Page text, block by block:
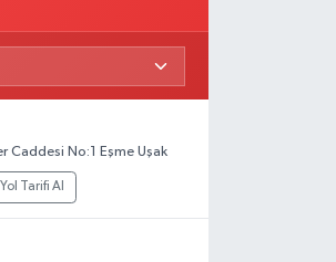
Caddesi No:1 Eşme Uşak
Yol Tarifi Al